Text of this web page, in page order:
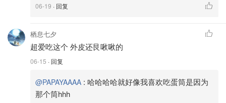
06-19 · 回复
栖息七夕
超爱吃这个 外皮还艮啾啾的
06-15 · 回复
@PAPAYAAAA : 哈哈哈哈就好像我喜欢吃蛋筒是因为
那个筒hhh